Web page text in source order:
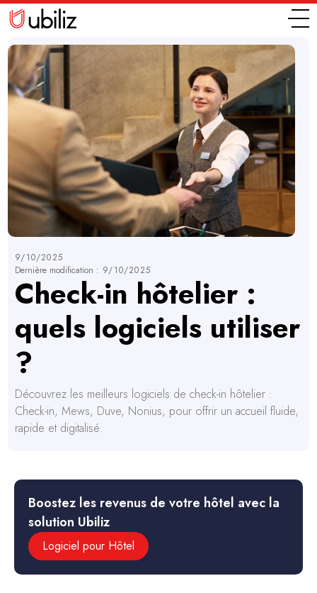
9/10/2025
Dernière modification : 9/10/2025
Check-in hôtelier :
quels logiciels utiliser
?
Découvrez les meilleurs logiciels de check-in hôtelier :
Check-in, Mews, Duve, Nonius, pour offrir un accueil fluide,
rapide et digitalisé.
Boostez les revenus de votre hôtel avec la
solution Ubiliz
Logiciel pour Hôtel